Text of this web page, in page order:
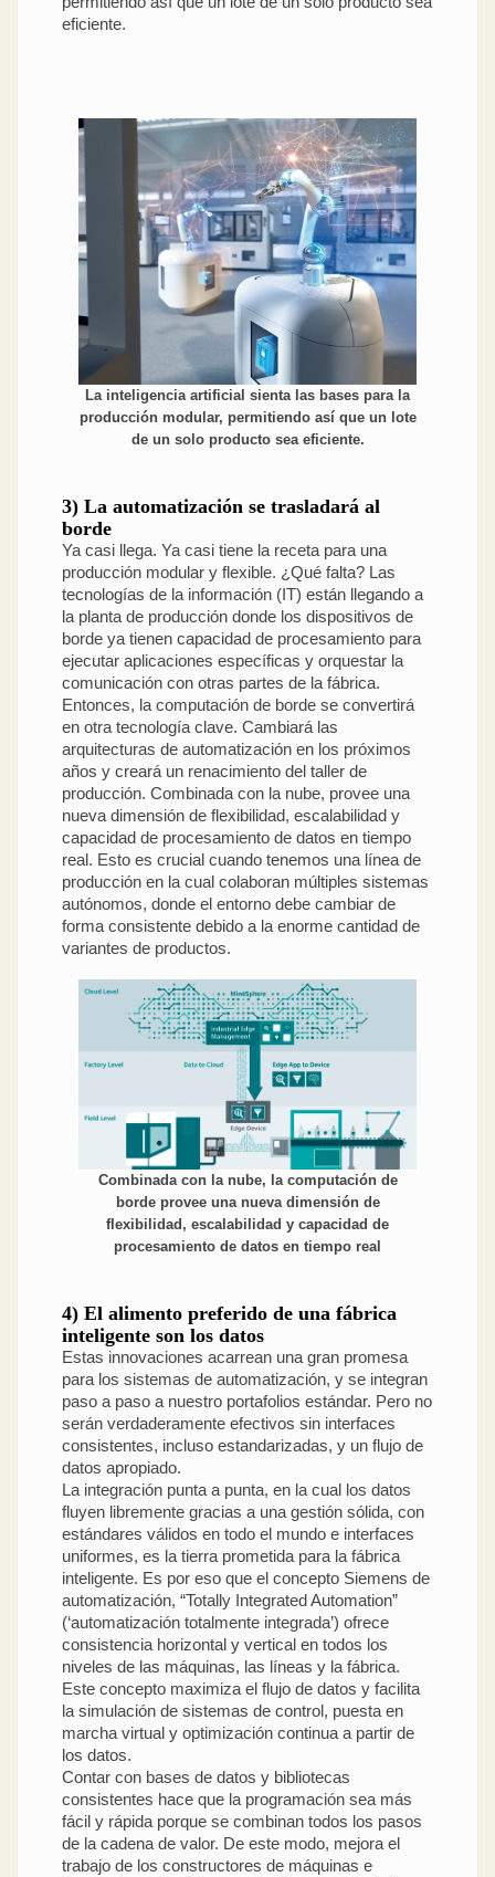
eficiente.
La inteligencia artificial sienta las bases para la
producción modular, permitiendo así que un lote
de un solo producto sea eficiente.
3) La automatización se trasladará al
borde
Ya casi llega. Ya casi tiene la receta para una
producción modular y flexible. ¿Qué falta? Las
tecnologías de la información (IT) están llegando a
la planta de producción donde los dispositivos de
borde ya tienen capacidad de procesamiento para
ejecutar aplicaciones específicas y orquestar la
comunicación con otras partes de la fábrica.
Entonces, la computación de borde se convertirá
en otra tecnología clave. Cambiará las
arquitecturas de automatización en los próximos
años y creará un renacimiento del taller de
producción. Combinada con la nube, provee una
nueva dimensión de flexibilidad, escalabilidad y
capacidad de procesamiento de datos en tiempo
real. Esto es crucial cuando tenemos una línea de
producción en la cual colaboran múltiples sistemas
autónomos, donde el entorno debe cambiar de
forma consistente debido a la enorme cantidad de
variantes de productos.
Combinada con la nube, la computación de
borde provee una nueva dimensión de
flexibilidad, escalabilidad y capacidad de
procesamiento de datos en tiempo real
4) El alimento preferido de una fábrica
inteligente son los datos
Estas innovaciones acarrean una gran promesa
para los sistemas de automatización, y se integran
paso a paso a nuestro portafolios estándar. Pero no
serán verdaderamente efectivos sin interfaces
consistentes, incluso estandarizadas, y un flujo de
datos apropiado.
La integración punta a punta, en la cual los datos
fluyen libremente gracias a una gestión sólida, con
estándares válidos en todo el mundo e interfaces
uniformes, es la tierra prometida para la fábrica
inteligente. Es por eso que el concepto Siemens de
automatización, “Totally Integrated Automation”
(‘automatización totalmente integrada’) ofrece
consistencia horizontal y vertical en todos los
niveles de las máquinas, las líneas y la fábrica.
Este concepto maximiza el flujo de datos y facilita
la simulación de sistemas de control, puesta en
marcha virtual y optimización continua a partir de
los datos.
Contar con bases de datos y bibliotecas
consistentes hace que la programación sea más
fácil y rápida porque se combinan todos los pasos
de la cadena de valor. De este modo, mejora el
trabajo de los constructores de máquinas e